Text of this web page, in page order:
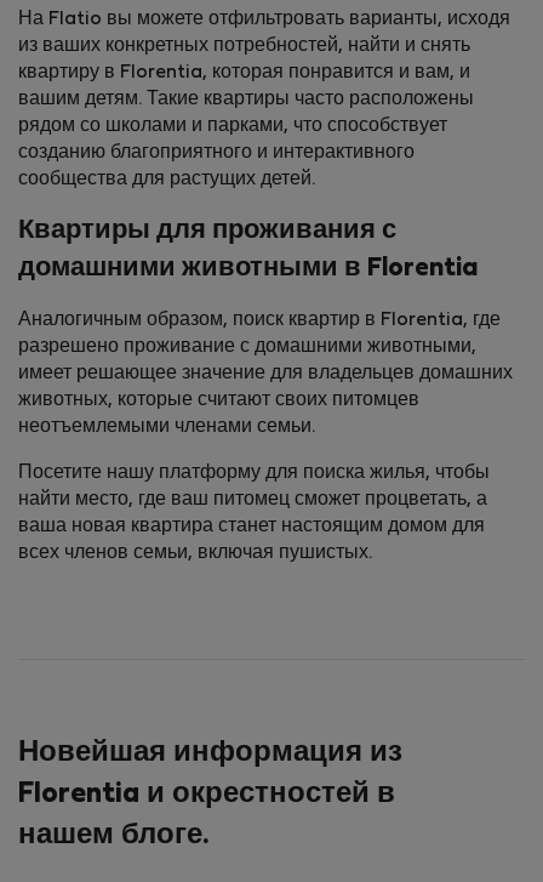
На Flatio вы можете отфильтровать варианты, исходя
из ваших конкретных потребностей, найти и снять
квартиру в Florentia, которая понравится и вам, и
вашим детям. Такие квартиры часто расположены
рядом со школами и парками, что способствует
созданию благоприятного и интерактивного
сообщества для растущих детей.
Квартиры для проживания с
домашними животными в Florentia
Аналогичным образом, поиск квартир в Florentia, где
разрешено проживание с домашними животными,
имеет решающее значение для владельцев домашних
животных, которые считают своих питомцев
неотъемлемыми членами семьи.
Посетите нашу платформу для поиска жилья, чтобы
найти место, где ваш питомец сможет процветать, а
ваша новая квартира станет настоящим домом для
всех членов семьи, включая пушистых.
Новейшая информация из
Florentia и окрестностей в
нашем блоге.